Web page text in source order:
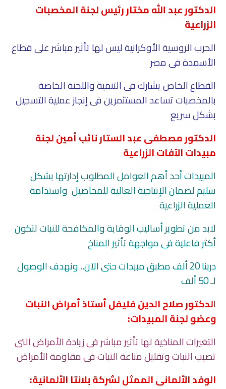
الدكتور عبد الله مختار رئيس لجنة المخصبات
الزراعية
الحرب الروسية الأوكرانية ليس لها تأثير مباشر على قطاع
الأسمدة فى مصر
القطاع الخاص يشارك فى التنمية واللجنة الخاصة
بالمخصبات تساعد المستثمرين فى إنجاز عملية التسجيل
بشكل سريع
الدكتور مصطفى عبد الستار نائب أمين لجنة
مبيدات الآفات الزراعية
المبيدات أحد أهم العوامل المطلوب إدارتها بشكل
سليم لضمان الإنتاجية العالية للمحاصيل واستدامة
العملية الزراعية
لابد من تطوير أساليب الوقاية والمكافحة للنبات لتكون
أكثر فاعلية فى مواجهة تأثير المناخ
دربنا 20 ألف مطبق مبيدات حتى الآن.. ونهدف الوصول
لـ 50 ألف
الدكتور صلاح الدين فليفل أستاذ أمراض النبات
وعضو لجنة المبيدات:
التغيرات المناخية لها تأثير مباشر فى زيادة الأمراض التى
تصيب النبات وتقليل مناعة النبات فى مقاومة الأمراض
الوفد الألمانى الممثل لشركة بلانتا الألمانية: